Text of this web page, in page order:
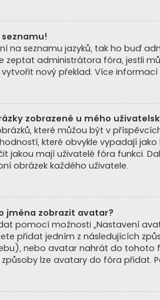
na seznamu jazyků, tak ho buď
zeptat administrátora fóra, jestli
vytvořit nový překlad. Více
zobrazené u mého
které můžou být v
které obvykle vypadají jako
jakou mají uživatelé fóra funkci.
obrázek každého uživatele.
jména zobrazit avatar?
pomocí možnosti „Nastavení
přidat jedním z následujících
nebo avatar nahrát do tohoto
lze avatary do fóra přidat.